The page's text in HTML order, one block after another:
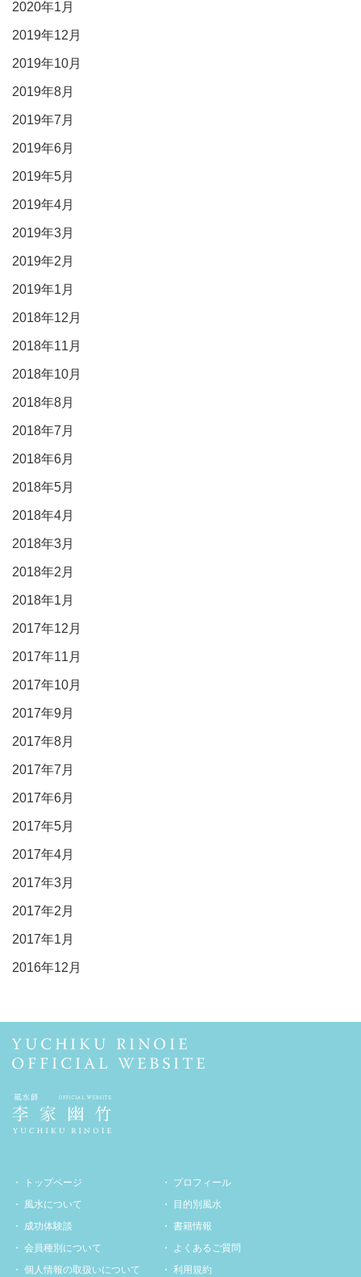
2020年1月
2019年12月
2019年10月
2019年8月
2019年7月
2019年6月
2019年5月
2019年4月
2019年3月
2019年2月
2019年1月
2018年12月
2018年11月
2018年10月
2018年8月
2018年7月
2018年6月
2018年5月
2018年4月
2018年3月
2018年2月
2018年1月
2017年12月
2017年11月
2017年10月
2017年9月
2017年8月
2017年7月
2017年6月
2017年5月
2017年4月
2017年3月
2017年2月
2017年1月
2016年12月
トップページ
プロフィール
風水について
目的別風水
成功体験談
書籍情報
会員種別について
よくあるご質問
個人情報の取扱いについて
利用規約